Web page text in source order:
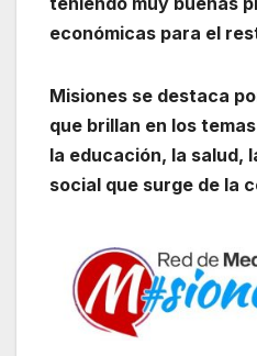
económicas para el
Misiones se destaca
que brillan en los
la educación, la salud,
social que surge de la